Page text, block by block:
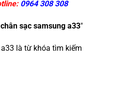
0964 308 308
sạc samsung a33"
là từ khóa tìm kiếm